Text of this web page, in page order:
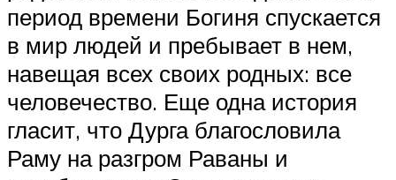
период времени Богиня спускается
в мир людей и пребывает в нем,
навещая всех своих родных: все
человечество. Еще одна история
гласит, что Дурга благословила
Раму на разгром Раваны и